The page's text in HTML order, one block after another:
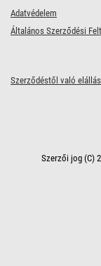
Adatvédelem
Általános Szerződési
Szerződéstől való elállás
Szerzői jog (C)